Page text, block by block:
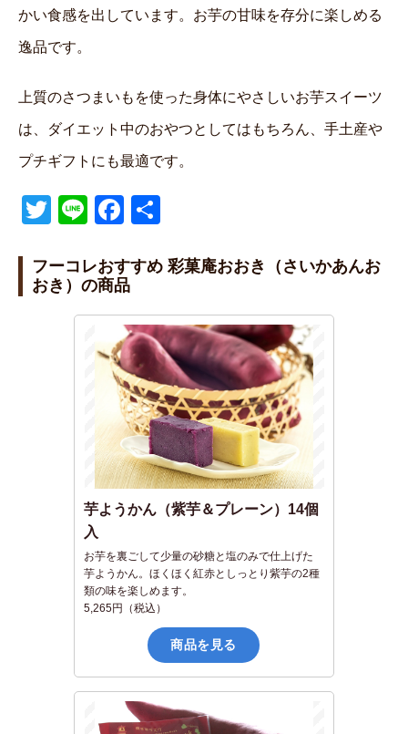
かい食感を出しています。お芋の甘味を存分に楽しめる
逸品です。
上質のさつまいもを使った身体にやさしいお芋スイーツ
は、ダイエット中のおやつとしてはもちろん、手土産や
プチギフトにも最適です。
T
tt
er
Li
e
F
c
e
b
o
o
k
フーコレおすすめ 彩菓庵おおき（さいかあんお
おき）の商品
芋ようかん（紫芋＆プレーン）14個
入
お芋を裏ごして少量の砂糖と塩のみで仕上げた
芋ようかん。ほくほく紅赤としっとり紫芋の2種
類の味を楽しめます。
5,265円（税込）
商品を見る